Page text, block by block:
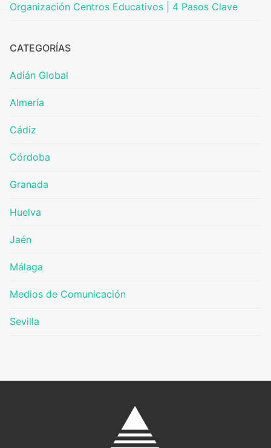
Organización Centros Educativos | 4 Pasos Clave
CATEGORÍAS
Adián Global
Almería
Cádiz
Córdoba
Granada
Huelva
Jaén
Málaga
Medios de Comunicación
Sevilla